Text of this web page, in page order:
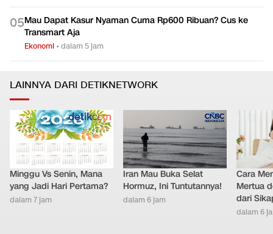
05Mau Dapat Kasur Nyaman Cuma Rp600 Ribuan? Cus ke
Transmart Aja
Ekonomi •dalam 5 jam
LAINNYA DARI DETIKNETWORK
Minggu Vs Senin, Mana
yang Jadi Hari Pertama?
dalam 7 jam
Iran Mau Buka Selat
Hormuz, Ini Tuntutannya!
dalam 6 jam
Cara
Mertua
dari
dalam 6